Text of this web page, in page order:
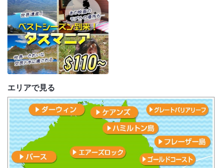
エリアで見る